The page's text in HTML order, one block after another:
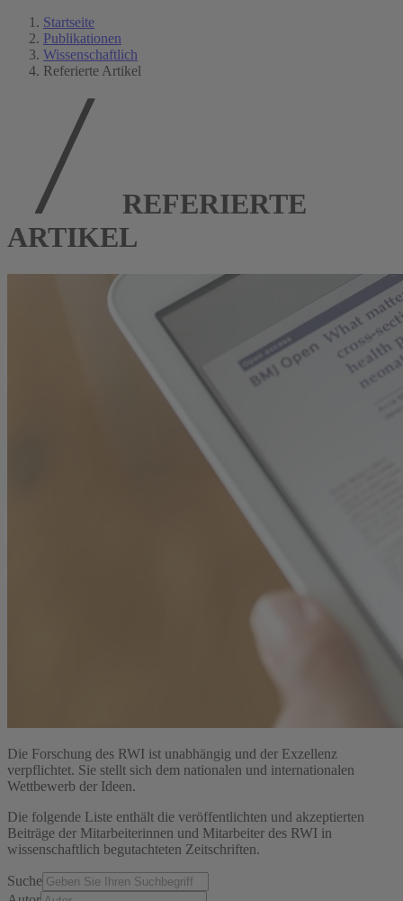
Startseite
Publikationen
Wissenschaftlich
Referierte Artikel
REFERIERTE
ARTIKEL
Die Forschung des RWI ist unabhängig und der Exzellenz
verpflichtet. Sie stellt sich dem nationalen und internationalen
Wettbewerb der Ideen.
Die folgende Liste enthält die veröffentlichten und akzeptierten
Beiträge der Mitarbeiterinnen und Mitarbeiter des RWI in
wissenschaftlich begutachteten Zeitschriften.
Suche